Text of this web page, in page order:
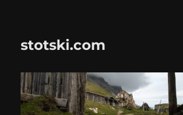
stotski.com